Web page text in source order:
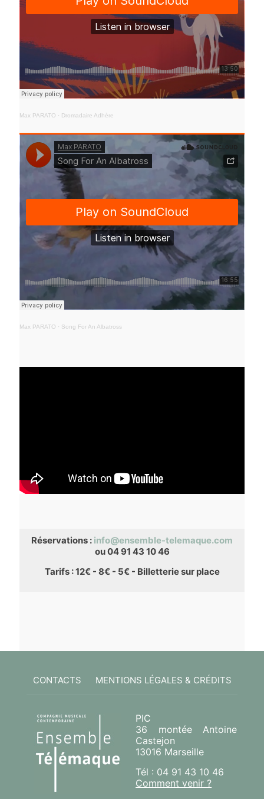
Max PARATO · Dromadaire Adhère
Max PARATO · Song For An Albatross
Réservations : info@ensemble-telemaque.com
ou 04 91 43 10 46
Tarifs : 12€ - 8€ - 5€ - Billetterie sur place
CONTACTS MENTIONS LÉGALES & CRÉDITS
PIC
36 montée Antoine
Castejon
13016 Marseille
Tél : 04 91 43 10 46
Comment venir ?